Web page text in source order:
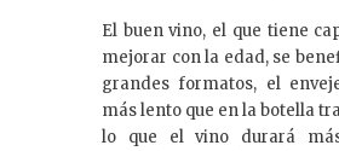
El buen vino, el que tiene
mejorar con la edad, se
grandes formatos, el
más lento que en la botella
lo que el vino durará